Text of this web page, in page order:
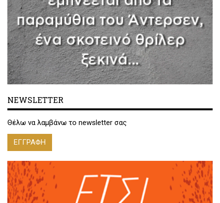
NEWSLETTER
Θέλω να λαμβάνω το newsletter σας
ΕΓΓΡΑΦΗ